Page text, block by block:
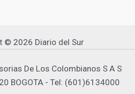
© 2026 Diario del Sur
De Los Colombianos S A S
BOGOTA - Tel: (601)6134000